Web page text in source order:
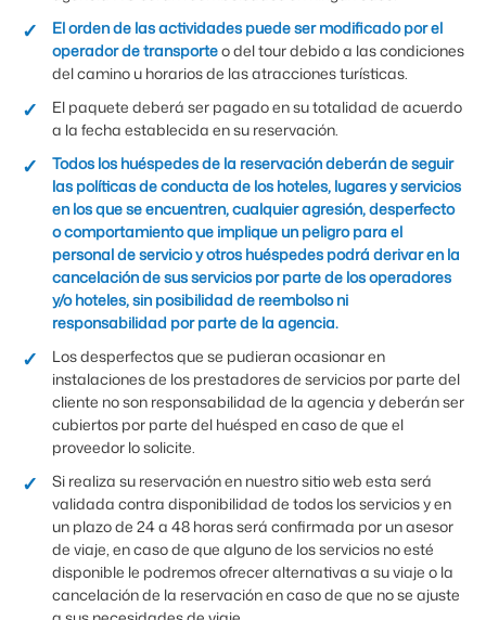
El orden de las actividades puede ser modificado por el
operador de transporteo del tour debido a las condiciones
del camino u horarios de las atracciones turísticas.
El paquete deberá ser pagado en su totalidad de acuerdo
a la fecha establecida en su reservación.
Todos los huéspedes de la reservación deberán de seguir
las políticas de conducta de los hoteles, lugares y servicios
en los que se encuentren, cualquier agresión, desperfecto
o comportamiento que implique un peligro para el
personal de servicio y otros huéspedes podrá derivar en la
cancelación de sus servicios por parte de los operadores
y/o hoteles, sin posibilidad de reembolso ni
responsabilidad por parte de la agencia.
Los desperfectos que se pudieran ocasionar en
instalaciones de los prestadores de servicios por parte del
cliente no son responsabilidad de la agencia y deberán ser
cubiertos por parte del huésped en caso de que el
proveedor lo solicite.
Si realiza su reservación en nuestro sitio web esta será
validada contra disponibilidad de todos los servicios y en
un plazo de 24 a 48 horas será confirmada por un asesor
de viaje, en caso de que alguno de los servicios no esté
disponible le podremos ofrecer alternativas a su viaje o la
cancelación de la reservación en caso de que no se ajuste